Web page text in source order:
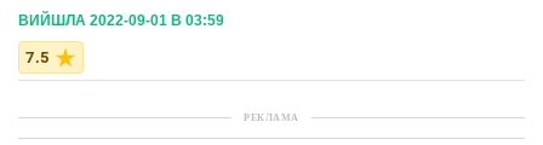
ВИЙШЛА 2022-09-01 В 03:59
7.5
РЕКЛАМА